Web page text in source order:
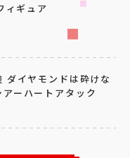
ギュア
ダイヤモンドは砕けな
ーハートアタック